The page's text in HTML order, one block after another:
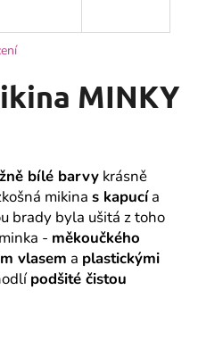
MINKY
bílé barvy krásně
mikina s kapucía
brady byla ušitá z toho
- měkoučkého
vlasem a plastickými
podšité čistou